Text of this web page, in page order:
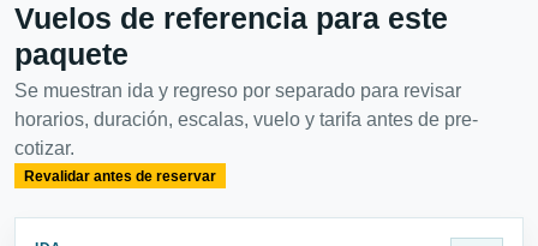
Vuelos de referencia para este
paquete
Se muestran ida y regreso por separado para revisar
horarios, duración, escalas, vuelo y tarifa antes de pre-
cotizar.
Revalidar antes de reservar